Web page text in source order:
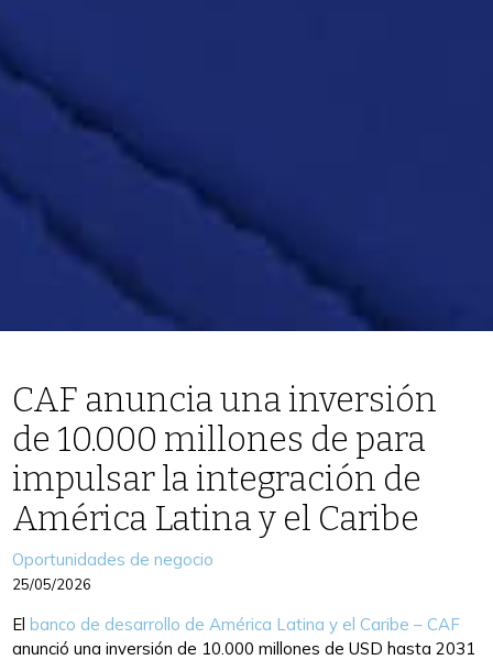
CAF anuncia una inversión
de 10.000 millones de para
impulsar la integración de
América Latina y el Caribe
Categories
Oportunidades de negocio
25/05/2026
Elbanco de desarrollo de América Latina y el Caribe – CAF
anunció una inversión de 10.000 millones de USD hasta 2031